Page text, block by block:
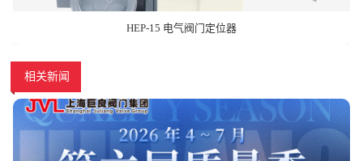
HEP-15 电气阀门定位器
相关新闻